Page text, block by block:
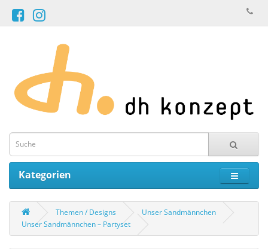
Kategorien
Themen / Designs
Unser Sandmännchen
Unser Sandmännchen – Partyset